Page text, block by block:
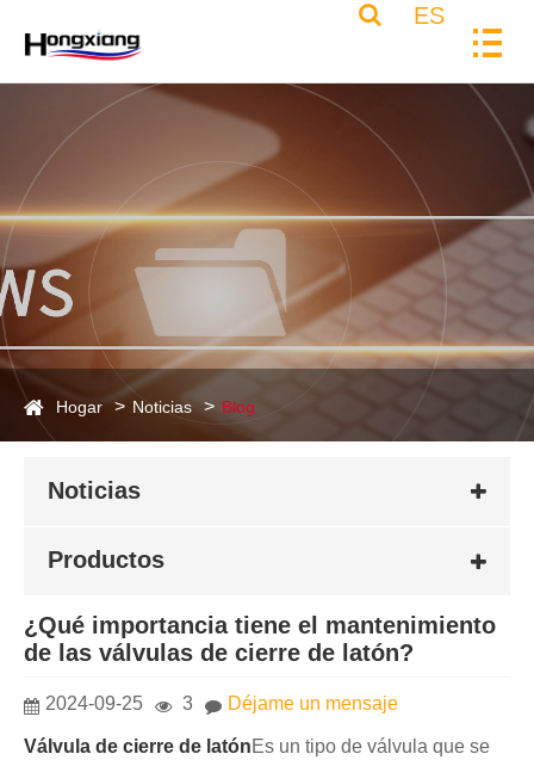
ES
Hogar Noticias Blog
Noticias
Productos
¿Qué importancia tiene el mantenimiento
de las válvulas de cierre de latón?
2024-09-25 3 Déjame un mensaje
Válvula de cierre de latónEs un tipo de válvula que se